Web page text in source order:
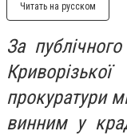
Читать на русском
За
прокуратури
винним у